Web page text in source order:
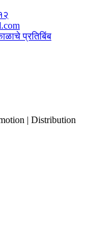
प्रतिबिंब
| Distribution